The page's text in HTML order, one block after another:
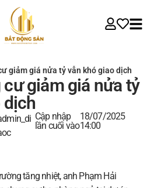
giảm giá nửa tỷ vẫn khó giao dịch
giảm giá nửa tỷ
dịch
Cập nhập
lần cuối vào
18/07/2025
14:00
tăng nhiệt, anh Phạm Hải